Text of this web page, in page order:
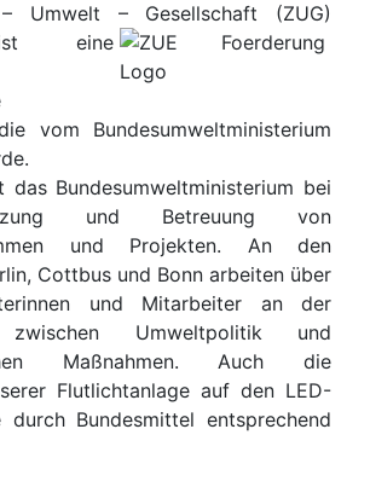
Umwelt – Gesellschaft (ZUG)
eine
vom Bundesumweltministerium
das Bundesumweltministerium bei
und Betreuung von
und Projekten. An den
Cottbus und Bonn arbeiten über
und Mitarbeiter an der
zwischen Umweltpolitik und
Maßnahmen. Auch die
Flutlichtanlage auf den LED-
durch Bundesmittel entsprechend